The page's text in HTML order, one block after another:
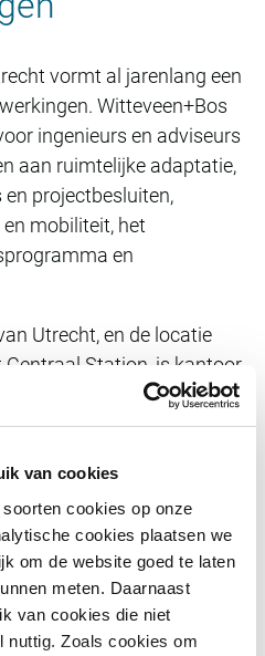
van cookies
cookies op onze
cookies plaatsen we
om de website goed te laten
meten. Daarnaast
van cookies die niet
nuttig. Zoals cookies om
vormt al jarenlang een
Witteveen+Bos
ingenieurs en adviseurs
aan ruimtelijke adaptatie,
projectbesluiten,
mobiliteit, het
en
Utrecht, en de locatie
Station, is kantoor
voor ontmoetingen met
opdrachtgevers en